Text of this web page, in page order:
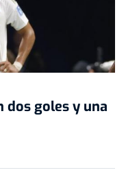
dos goles y una